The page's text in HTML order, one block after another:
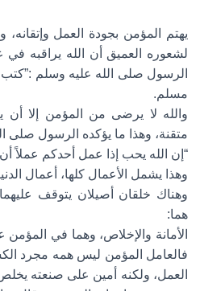
يهتم المؤمن بجودة العمل
لشعوره العميق أن الله يراقبه في
الرسول صلى الله عليه وسلم
مسلم.
والله لا يرضى من المؤمن إلا
متقنة، وهذا ما يؤكده الرسول صلى
“إن الله يحب إذا عمل أحدكم عملاً أن
وهذا يشمل الأعمال كلها، أعمال
وهناك خلقان أصيلان يتوقف
هما:
الأمانة والإخلاص، وهما في
فالعامل المؤمن ليس همه مجرد
العمل، ولكنه أمين على صنعته